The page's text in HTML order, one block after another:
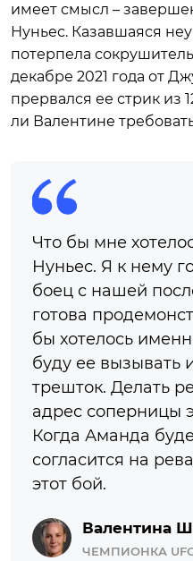
имеет смысл –
Нуньес. Казавшаяся
потерпела
декабре 2021 года от
прервался ее стрик из
ли Валентине
Что бы мне
Нуньес. Я к нему
боец с нашей
готова
бы хотелось
буду ее вызывать
трешток. Делать
адрес соперницы
Когда Аманда
согласится на
этот бой.
Валентина
ЧЕМПИОНКА